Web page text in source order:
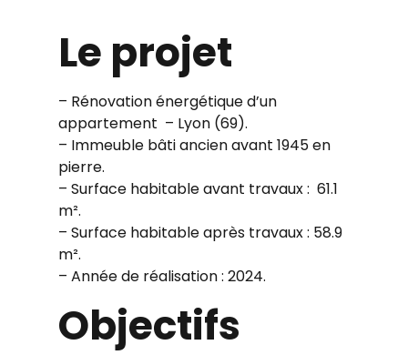
Le projet
– Rénovation énergétique d’un
appartement – Lyon (69).
– Immeuble bâti ancien avant 1945 en
pierre.
– Surface habitable avant travaux : 61.1
m².
– Surface habitable après travaux : 58.9
m².
– Année de réalisation : 2024.
Objectifs